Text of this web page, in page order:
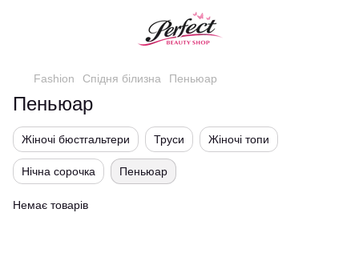
Fashion Спідня білизна Пеньюар
Пеньюар
Жіночі бюстгальтери Труси Жіночі топи
Нічна сорочка Пеньюар
Немає товарів